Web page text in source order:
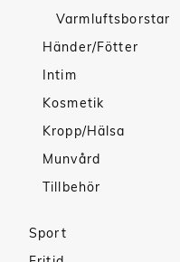
Varmluftsborstar
Händer/Fötter
Intim
Kosmetik
Kropp/Hälsa
Munvård
Tillbehör
Sport